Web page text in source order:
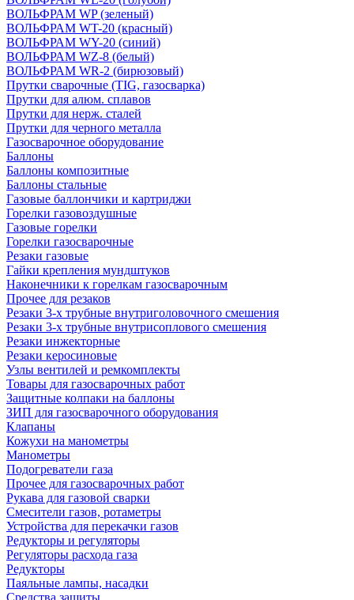
ВОЛЬФРАМ WP (зеленый)
ВОЛЬФРАМ WT-20 (красный)
ВОЛЬФРАМ WY-20 (синий)
ВОЛЬФРАМ WZ-8 (белый)
ВОЛЬФРАМ WR-2 (бирюзовый)
Прутки сварочные (TIG, газосварка)
Прутки для алюм. сплавов
Прутки для нерж. сталей
Прутки для черного металла
Газосварочное оборудование
Баллоны
Баллоны композитные
Баллоны стальные
Газовые баллончики и картриджи
Горелки газовоздушные
Газовые горелки
Горелки газосварочные
Резаки газовые
Гайки крепления мундштуков
Наконечники к горелкам газосварочным
Прочее для резаков
Резаки 3-х трубные внутриголовочного смешения
Резаки 3-х трубные внутрисоплового смешения
Резаки инжекторные
Резаки керосиновые
Узлы вентилей и ремкомплекты
Товары для газосварочных работ
Защитные колпаки на баллоны
ЗИП для газосварочного оборудования
Клапаны
Кожухи на манометры
Манометры
Подогреватели газа
Прочее для газосварочных работ
Рукава для газовой сварки
Смесители газов, ротаметры
Устройства для перекачки газов
Редукторы и регуляторы
Регуляторы расхода газа
Редукторы
Паяльные лампы, насадки
Средства защиты